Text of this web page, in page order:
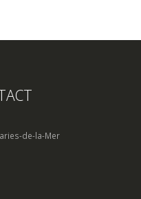
de-la-Mer